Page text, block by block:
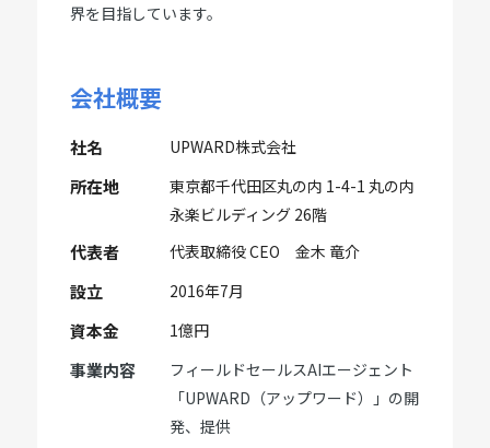
界を目指しています。
会社概要
社名 UPWARD株式会社
所在地
東京都千代田区丸の内 1-4-1 丸の内
永楽ビルディング 26階
代表者 代表取締役 CEO 金木 竜介
設立 2016年7月
資本金 1億円
事業内容
フィールドセールスAIエージェント
「UPWARD（アップワード）」の開
発、提供